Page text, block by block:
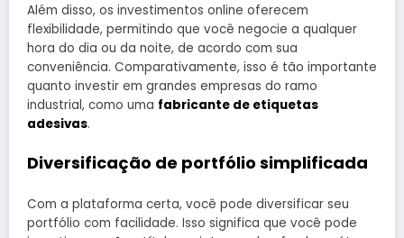
Além disso, os investimentos online oferecem
flexibilidade, permitindo que você negocie a qualquer
hora do dia ou da noite, de acordo com sua
conveniência. Comparativamente, isso é tão importante
quanto investir em grandes empresas do ramo
industrial, como uma fabricante de etiquetas
adesivas.
Diversificação de portfólio simplificada
Com a plataforma certa, você pode diversificar seu
portfólio com facilidade. Isso significa que você pode